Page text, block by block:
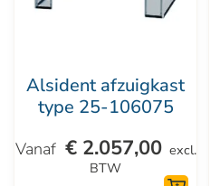
Alsident afzuigkast
type 25-106075
€2.057,00 excl.
BTW
Deze
gekozen
worden
op